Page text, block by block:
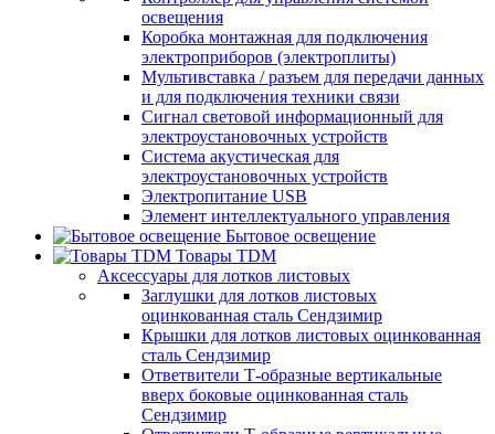
освещения
Коробка монтажная для подключения
электроприборов (электроплиты)
Мультивставка / разъем для передачи данных
и для подключения техники связи
Сигнал световой информационный для
электроустановочных устройств
Система акустическая для
электроустановочных устройств
Электропитание USB
Элемент интеллектуального управления
Бытовое освещение
Товары TDM
Аксессуары для лотков листовых
Заглушки для лотков листовых
оцинкованная сталь Сендзимир
Крышки для лотков листовых оцинкованная
сталь Сендзимир
Ответвители Т-образные вертикальные
вверх боковые оцинкованная сталь
Сендзимир